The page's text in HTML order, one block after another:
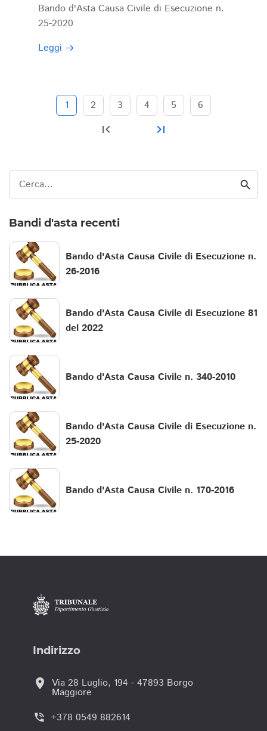
Bando d'Asta Causa Civile di Esecuzione n.
25-2020
Leggi
first_page
1 2 3 4 5 6
last_page
Cerca... search
Bandi d'asta recenti
Bando d'Asta Causa Civile di Esecuzione n.
26-2016
Bando d'Asta Causa Civile di Esecuzione 81
del 2022
Bando d'Asta Causa Civile n. 340-2010
Bando d'Asta Causa Civile di Esecuzione n.
25-2020
Bando d'Asta Causa Civile n. 170-2016
Indirizzo
location_on Via 28 Luglio, 194 - 47893 Borgo
Maggiore
phone_in_talk +378 0549 882614